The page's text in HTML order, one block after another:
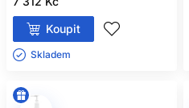
Koupit
Skladem ㅤ